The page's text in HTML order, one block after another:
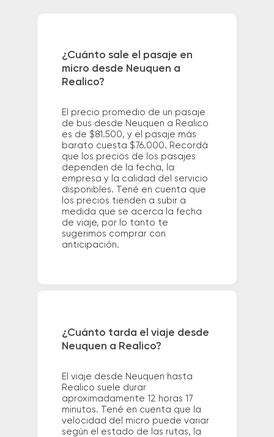
¿Cuánto sale el pasaje en
micro desde Neuquen a
Realico?
El precio promedio de un pasaje
de bus desde Neuquen a Realico
es de $81.500, y el pasaje más
barato cuesta $76.000. Recordá
que los precios de los pasajes
dependen de la fecha, la
empresa y la calidad del servicio
disponibles. Tené en cuenta que
los precios tienden a subir a
medida que se acerca la fecha
de viaje, por lo tanto te
sugerimos comprar con
anticipación.
¿Cuánto tarda el viaje desde
Neuquen a Realico?
El viaje desde Neuquen hasta
Realico suele durar
aproximadamente 12 horas 17
minutos. Tené en cuenta que la
velocidad del micro puede variar
según el estado de las rutas, la